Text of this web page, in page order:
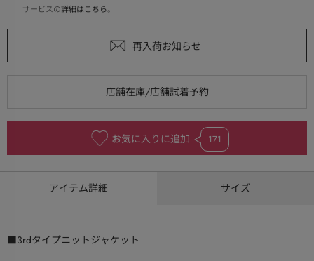
サービスの詳細はこちら。
お気に入りに追加 171
アイテム詳細 サイズ
■3rdタイプニットジャケット